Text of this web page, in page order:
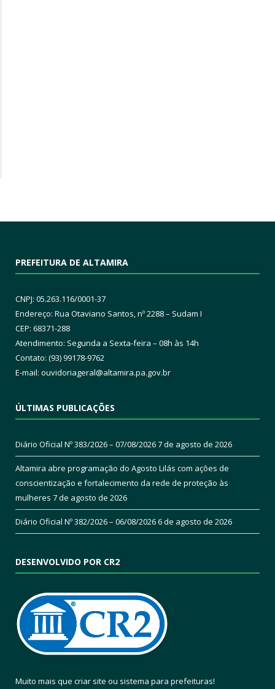
PREFEITURA DE ALTAMIRA
CNPJ: 05.263.116/0001-37
Endereço: Rua Otaviano Santos, nº 2288 – Sudam I
CEP: 68371-288
Atendimento: Segunda a Sexta-feira – 08h às 14h
Contato: (93) 99178-9762
E-mail: ouvidoriageral@altamira.pa.gov.br
ÚLTIMAS PUBLICAÇÕES
Diário Oficial Nº 383/2026 – 07/08/20267 de agosto de 2026
Altamira abre programação do Agosto Lilás com ações de
conscientização e fortalecimento da rede de proteção às
mulheres 7 de agosto de 2026
Diário Oficial Nº 382/2026 – 06/08/20266 de agosto de 2026
DESENVOLVIDO POR CR2
Muito mais que criar site ou sistema para prefeituras!